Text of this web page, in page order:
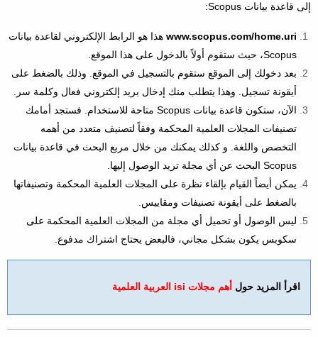
إلى قاعدة بيانات Scopus:
www.scopus.com/home.uri هذا هو الرابط الإلكتروني لقاعدة بيانات
Scopus، حيث ستقوم أولاً بالدخول على هذا الموقع.
بعد دخولك إلى الموقع ستقوم بالتسجيل في الموقع. وذلك بالضغط على
أيقونة تسجيل. وهذا يتطلب منك إدخال بريد إلكتروني فعال وكلمة سر.
الآن، ستكون قاعدة بيانات Scopus متاحة للاستخدام. فستجد أمامك
تصنيفات المجلات العلمية المحكمة وفقاً لتصنيف متعدد من أهمه
التخصص واللغة. و كذلك يمكنك من خلال مربع البحث في قاعدة بيانات
Scopus البحث عن أي مجلة تريد الوصول إليها.
يمكن أيضاً القيام بإلقاء نظرة على المجلات العلمية المحكمة وتصنيفاتها
بالضغط على أيقونة تصنيفات ومقاييس.
ليس الوصول أو تحميل أي مجلة من المجلات العلمية المحكمة على
سكوبس يكون بشكل مجاني، فالبعض يحتاج اشتراك مدفوع.
اقرأ المزيد حول أهم مجلات isi العربية العلمية